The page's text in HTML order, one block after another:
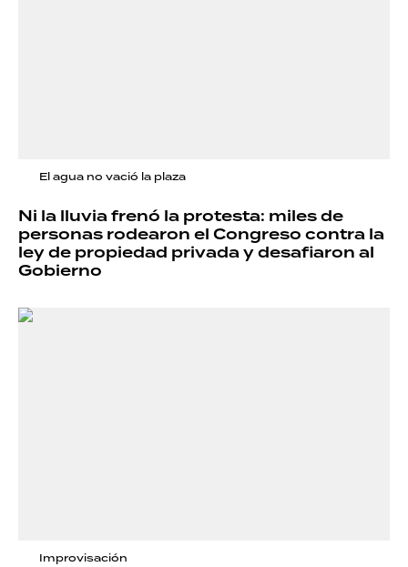
El agua no vació la plaza
Ni la lluvia frenó la protesta: miles de
personas rodearon el Congreso contra la
ley de propiedad privada y desafiaron al
Gobierno
Improvisación